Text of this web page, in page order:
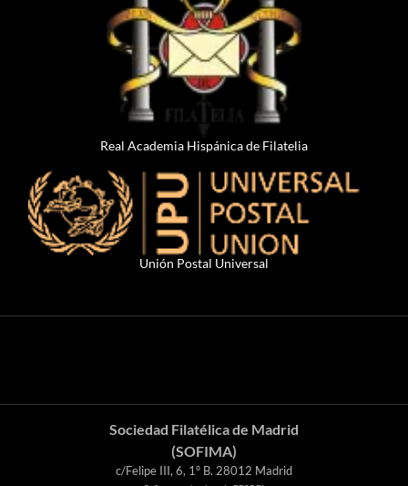
Real Academia Hispánica de Filatelia
Unión Postal Universal
Sociedad Filatélica de Madrid
(SOFIMA)
c/Felipe III, 6, 1º B. 28012 Madrid